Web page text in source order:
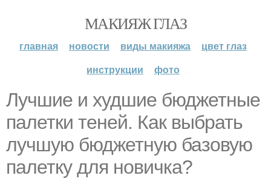
МАКИЯЖ ГЛАЗ
главная новости виды макияжа
цвет глаз
инструкции
фото
Лучшие и худшие бюджетные
палетки теней. Как выбрать
лучшую бюджетную базовую
палетку для новичка?